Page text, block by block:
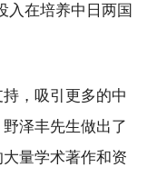
入在培养中日两国
，吸引更多的中
泽丰先生做出了
量学术著作和资